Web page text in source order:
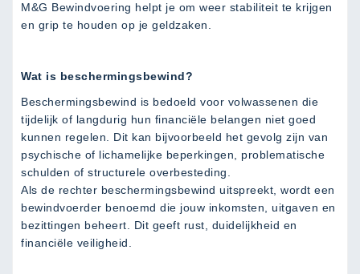
M&G Bewindvoering helpt je om weer stabiliteit te krijgen
en grip te houden op je geldzaken.
Wat is beschermingsbewind?
Beschermingsbewind is bedoeld voor volwassenen die
tijdelijk of langdurig hun financiële belangen niet goed
kunnen regelen. Dit kan bijvoorbeeld het gevolg zijn van
psychische of lichamelijke beperkingen, problematische
schulden of structurele overbesteding.
Als de rechter beschermingsbewind uitspreekt, wordt een
bewindvoerder benoemd die jouw inkomsten, uitgaven en
bezittingen beheert. Dit geeft rust, duidelijkheid en
financiële veiligheid.